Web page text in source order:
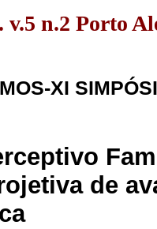
n.2 Porto
XI
de